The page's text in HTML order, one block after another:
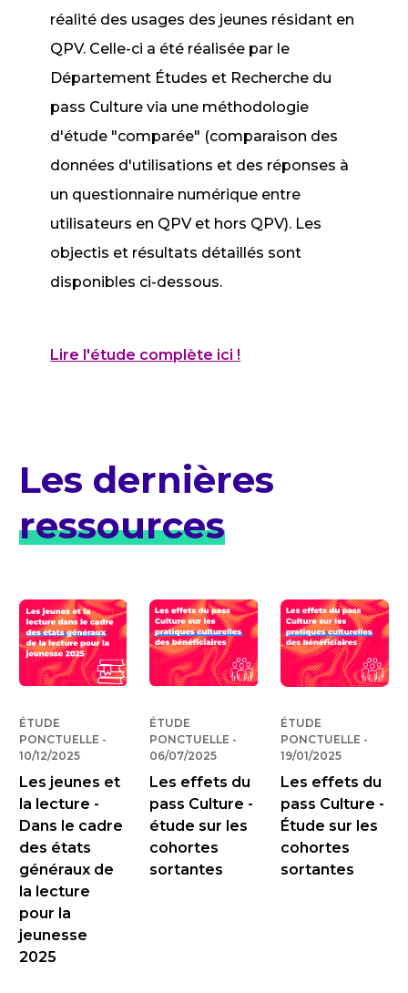
réalité des usages des jeunes résidant en
QPV. Celle-ci a été réalisée par le
Département Études et Recherche du
pass Culture via une méthodologie
d'étude "comparée" (comparaison des
données d'utilisations et des réponses à
un questionnaire numérique entre
utilisateurs en QPV et hors QPV). Les
objectis et résultats détaillés sont
disponibles ci-dessous.
Lire l'étude complète ici !
Les dernières
ressources
ÉTUDE
PONCTUELLE- PUBLIÉ LE
10/12/2025
Les jeunes et
la lecture -
Dans le cadre
des états
généraux de
la lecture
pour la
jeunesse
2025
ÉTUDE
PONCTUELLE - PUBLIÉ LE
06/07/2025
Les effets du
pass Culture -
étude sur les
cohortes
sortantes
ÉTUDE
PONCTUELLE-
19/01/2025
Les effets du
pass Culture -
Étude sur les
cohortes
sortantes